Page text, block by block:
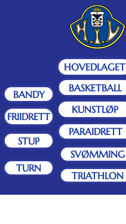
HOVEDLAGET
BANDY
BASKETBALL
FRIIDRETT
KUNSTLØP
STUP
PARAIDRETT
SVØMMING
TURN
TRIATHLON